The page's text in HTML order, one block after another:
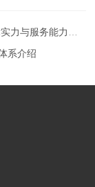
务能力评估报告
系介绍